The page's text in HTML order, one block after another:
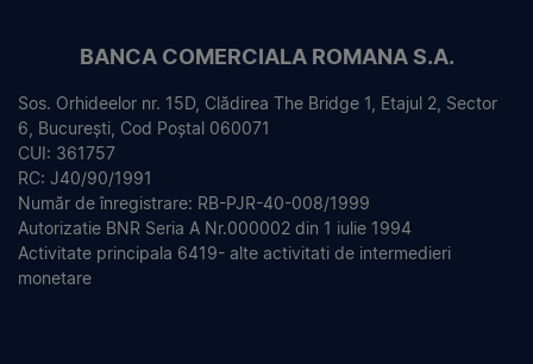
BANCA COMERCIALA ROMANA S.A.
Sos. Orhideelor nr. 15D, Clădirea The Bridge 1, Etajul 2, Sector
6, București, Cod Poștal 060071
CUI: 361757
RC: J40/90/1991
Număr de înregistrare: RB-PJR-40-008/1999
Autorizatie BNR Seria A Nr.000002 din 1 iulie 1994
Activitate principala 6419- alte activitati de intermedieri
monetare